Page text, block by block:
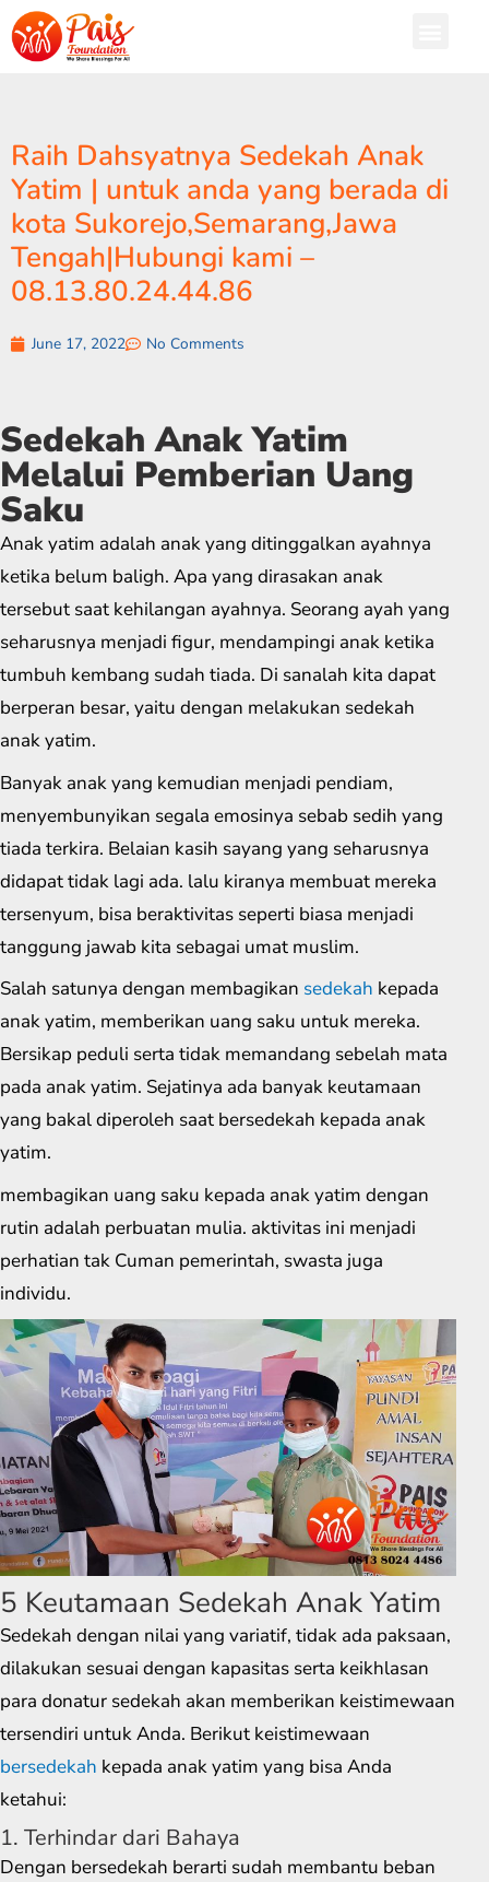
Raih Dahsyatnya Sedekah Anak
Yatim | untuk anda yang berada di
kota Sukorejo,Semarang,Jawa
Tengah|Hubungi kami –
08.13.80.24.44.86
June 17, 2022 No Comments
Sedekah Anak Yatim
Melalui Pemberian Uang
Saku
Anak yatim adalah anak yang ditinggalkan ayahnya
ketika belum baligh. Apa yang dirasakan anak
tersebut saat kehilangan ayahnya. Seorang ayah yang
seharusnya menjadi figur, mendampingi anak ketika
tumbuh kembang sudah tiada. Di sanalah kita dapat
berperan besar, yaitu dengan melakukan sedekah
anak yatim.
Banyak anak yang kemudian menjadi pendiam,
menyembunyikan segala emosinya sebab sedih yang
tiada terkira. Belaian kasih sayang yang seharusnya
didapat tidak lagi ada. lalu kiranya membuat mereka
tersenyum, bisa beraktivitas seperti biasa menjadi
tanggung jawab kita sebagai umat muslim.
Salah satunya dengan membagikan sedekah kepada
anak yatim, memberikan uang saku untuk mereka.
Bersikap peduli serta tidak memandang sebelah mata
pada anak yatim. Sejatinya ada banyak keutamaan
yang bakal diperoleh saat bersedekah kepada anak
yatim.
membagikan uang saku kepada anak yatim dengan
rutin adalah perbuatan mulia. aktivitas ini menjadi
perhatian tak Cuman pemerintah, swasta juga
individu.
5 Keutamaan Sedekah Anak Yatim
Sedekah dengan nilai yang variatif, tidak ada paksaan,
dilakukan sesuai dengan kapasitas serta keikhlasan
para donatur sedekah akan memberikan keistimewaan
tersendiri untuk Anda. Berikut keistimewaan
bersedekah kepada anak yatim yang bisa Anda
ketahui:
1. Terhindar dari Bahaya
Dengan bersedekah berarti sudah membantu beban